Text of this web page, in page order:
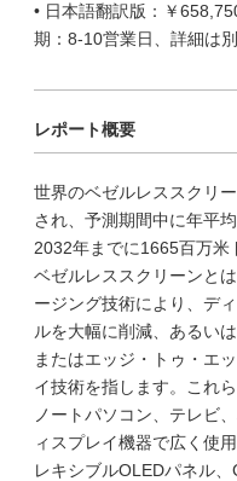
• 日本語翻訳版：￥
期：8-10営業日、詳細は
レポート概要
世界のベゼルレススクリ
され、予測期間中に年平
2032年までに1665百万米
ベゼルレススクリーンと
ージング技術により、デ
ルを大幅に削減、あるい
またはエッジ・トゥ・エ
イ技術を指します。これ
ノートパソコン、テレビ
ィスプレイ機器で広く使
レキシブルOLEDパネル